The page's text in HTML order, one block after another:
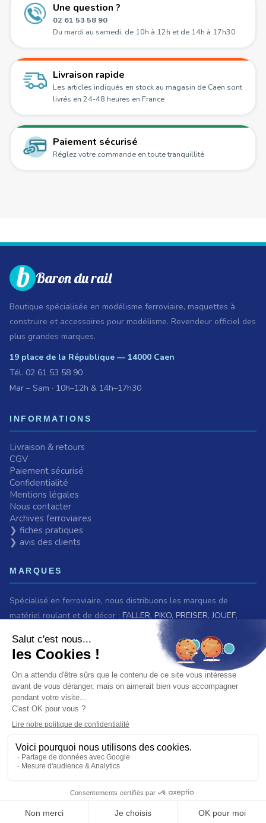
Une question ?
02 61 53 58 90
Du mardi au samedi, de 10h à 12h et de 14h à 17h30
Livraison rapide
Les articles indiqués en stock au magasin de Caen sont
livrés en 24-48 heures en France
Paiement sécurisé
Réglez votre commande en toute tranquillité
Baron du rail
Boutique spécialisée en modélisme ferroviaire, maquettes à
construire et accessoires pour modélisme. Revendeur officiel des
plus grandes marques.
19 place de la République — 14000 Caen
Tél. 02 61 53 58 90
Mar – Sam · 10h–12h & 14h–17h30
INFORMATIONS
Livraison & retours
CGV
Paiement sécurisé
Confidentialité
Mentions légales
Nous contacter
Archives ferroviaires
❯ fiches pratiques
❯ avis des clients
MARQUES
Spécialisé en ferroviaire, nous distribuons les marques de
matériel roulant et de décor : FALLER, PIKO, PREISER,JOUEF,
KIBRI
d'autres.
Nous sommes également revendeurs des maquettes
HELLER,
REVELL,TAMIYA,ITALERI, ZVEZDA
Voirtoutes les marques.
ET AUSSI
Vous recherchez une ancienne référence ?
Consultez lesarchives ferroviaires